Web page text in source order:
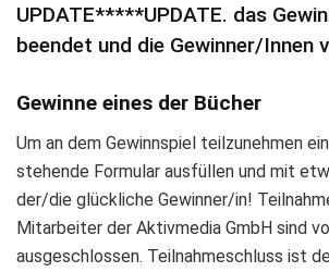
UPDATE*****UPDATE. das
beendet und die Gewinner/Innen
Gewinne eines der Bücher
Um an dem Gewinnspiel teilzunehmen
stehende Formular ausfüllen und mit
der/die glückliche Gewinner/in!
Mitarbeiter der Aktivmedia GmbH sind
ausgeschlossen. Teilnahmeschluss ist